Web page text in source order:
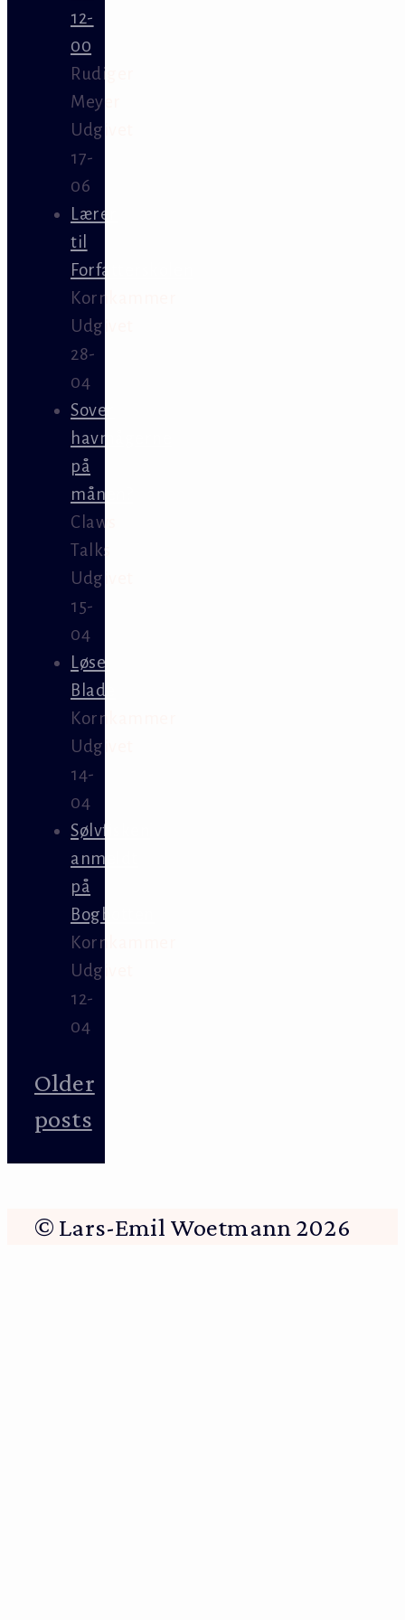
12-
00
Rudiger
Meyer
Udgivet
17-
06
Lærer
til
Forfatterskolen
Kornkammer
Udgivet
28-
04
Sover
havmågerne
på
månen?
Claws
Talks
Udgivet
15-
04
Løse
Blade
Kornkammer
Udgivet
14-
04
Sølvfisken
anmeldt
på
Bogbotten
Kornkammer
Udgivet
12-
04
Older
posts
© Lars-Emil Woetmann 2026